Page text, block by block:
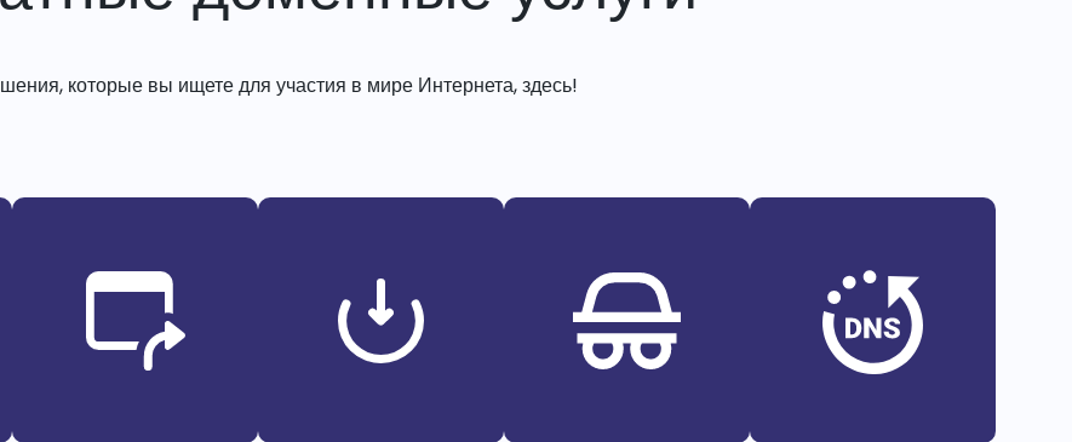
которые вы ищете для участия в мире Интернета, здесь!